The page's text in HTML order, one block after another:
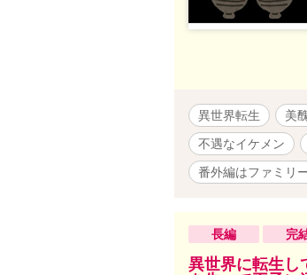
異世界転生 美
不遇なイケメン
番外編はファミリ
長編 完
異世界に転生し